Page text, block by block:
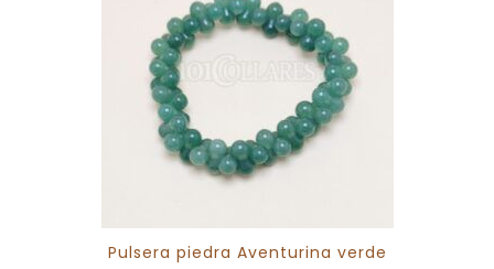
Pulsera piedra Aventurina verde